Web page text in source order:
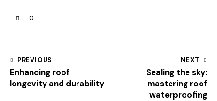
0
PREVIOUS
Enhancing roof
longevity and durability
NEXT
Sealing the sky:
mastering roof
waterproofing